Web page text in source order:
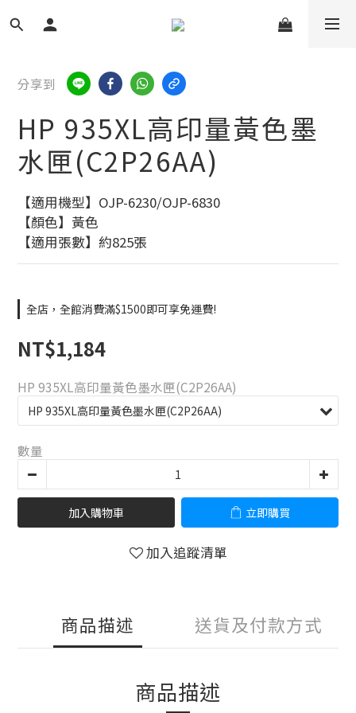
分享到
HP 935XL高印量黃色墨
水匣(C2P26AA)
【適用機型】OJP-6230/OJP-6830
【顏色】黃色
【適用張數】約825張
全店，全館消費滿$1500即可享免運費!
NT$1,184
HP 935XL高印量黃色墨水匣(C2P26AA)
數量
加入購物車 立即購買
加入追蹤清單
商品描述 送貨及付款方式
商品描述